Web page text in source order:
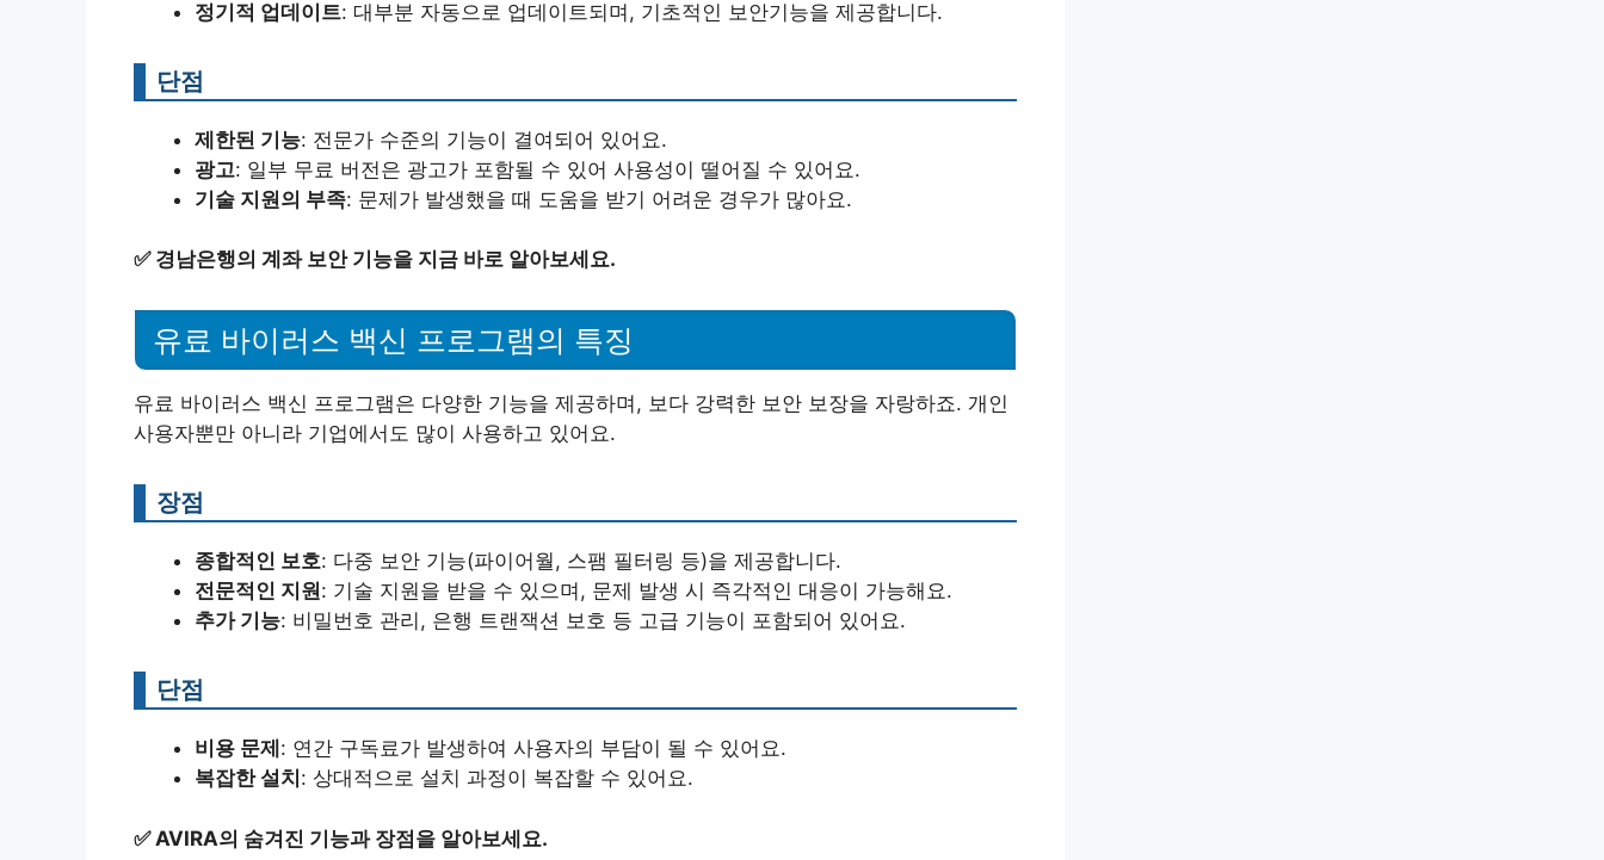
정기적 업데이트: 대부분 자동으로 업데이트되며, 기초적인 보안기능을 제공합니다.
단점
제한된 기능: 전문가 수준의 기능이 결여되어 있어요.
광고: 일부 무료 버전은 광고가 포함될 수 있어 사용성이 떨어질 수 있어요.
기술 지원의 부족: 문제가 발생했을 때 도움을 받기 어려운 경우가 많아요.
✅ 경남은행의 계좌 보안 기능을 지금 바로 알아보세요.
유료 바이러스 백신 프로그램의 특징
유료 바이러스 백신 프로그램은 다양한 기능을 제공하며, 보다 강력한 보안 보장을 자랑하죠. 개인
사용자뿐만 아니라 기업에서도 많이 사용하고 있어요.
장점
종합적인 보호: 다중 보안 기능(파이어월, 스팸 필터링 등)을 제공합니다.
전문적인 지원: 기술 지원을 받을 수 있으며, 문제 발생 시 즉각적인 대응이 가능해요.
추가 기능: 비밀번호 관리, 은행 트랜잭션 보호 등 고급 기능이 포함되어 있어요.
단점
비용 문제 : 연간 구독료가 발생하여 사용자의 부담이 될 수 있어요.
복잡한 설치 : 상대적으로 설치 과정이 복잡할 수 있어요.
✅ AVIRA의 숨겨진 기능과 장점을 알아보세요.